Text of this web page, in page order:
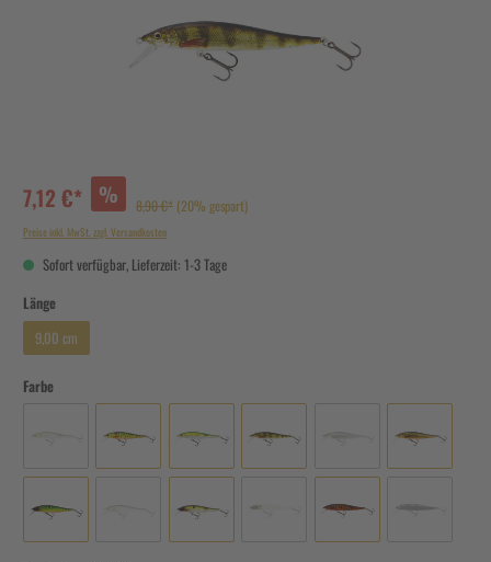
7,12 €* % 8,90 €* (20% gespart)
Preise inkl. MwSt. zzgl. Versandkosten
Sofort verfügbar, Lieferzeit: 1-3 Tage
Länge
9,00 cm
Farbe